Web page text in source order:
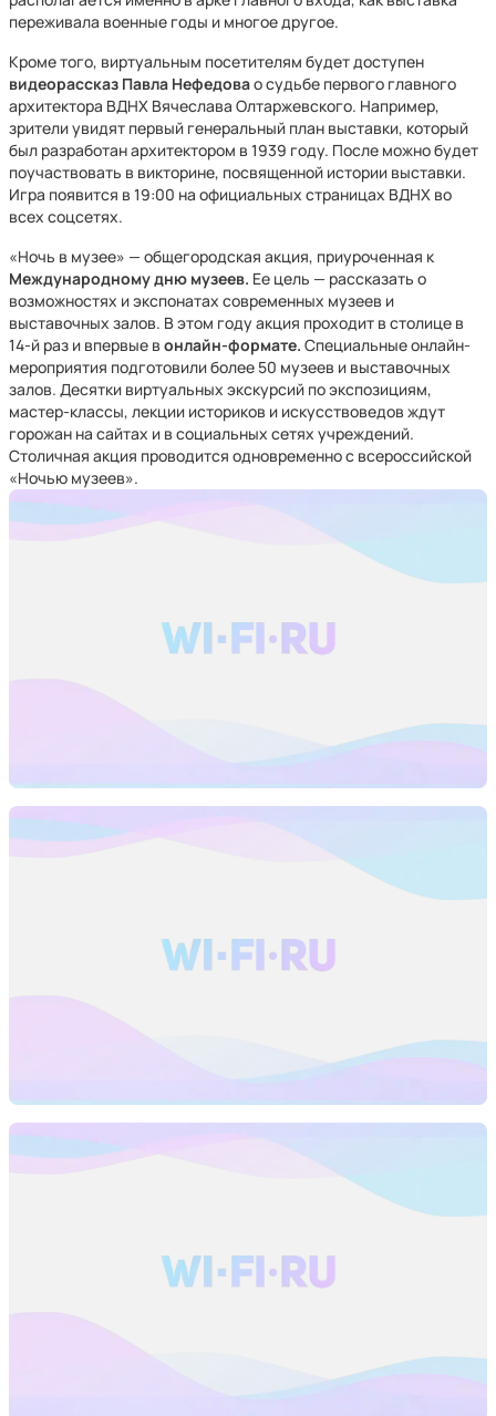
переживала военные годы и многое другое.
Кроме того, виртуальным посетителям будет доступен
видеорассказ Павла Нефедовао судьбе первого главного
архитектора ВДНХ Вячеслава Олтаржевского. Например,
зрители увидят первый генеральный план выставки, который
был разработан архитектором в 1939 году. ​После можно будет
поучаствовать в викторине, посвященной истории выставки.
Игра появится в 19:00 на официальных страницах ВДНХ во
всех соцсетях.
«Ночь в музее» — общегородская акция, приуроченная к
Международному дню музеев. Ее цель — рассказать о
возможностях и экспонатах современных музеев и
выставочных залов. В этом году акция проходит в столице в
14-й раз и впервые в онлайн-формате. Специальные онлайн-
мероприятия подготовили более 50 музеев и выставочных
залов. Десятки виртуальных экскурсий по экспозициям,
мастер-классы, лекции историков и искусствоведов ждут
горожан на сайтах и в социальных сетях учреждений.
Столичная акция проводится одновременно с всероссийской
«Ночью музеев».